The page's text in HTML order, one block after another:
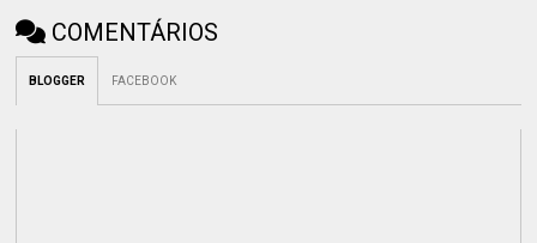
COMENTÁRIOS
BLOGGER FACEBOOK